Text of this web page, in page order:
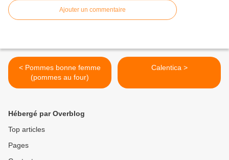
Ajouter un commentaire
< Pommes bonne femme
(pommes au four)
Calentica >
Hébergé par Overblog
Top articles
Pages